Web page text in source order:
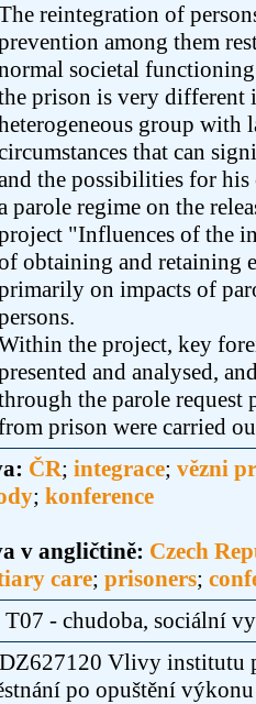
reintegration of
among them
societal
prison is very different
group with
that can
the possibilities for his
parole regime on the
"Influences of the
obtaining and retaining
on impacts of
the project, key
and analysed,
the parole request
prison were carried
ČR; integrace; vězni
; konference
v angličtině: Czech
care; prisoners;
T07 - chudoba, sociální
DZ627120 Vlivy institutu
po opuštění